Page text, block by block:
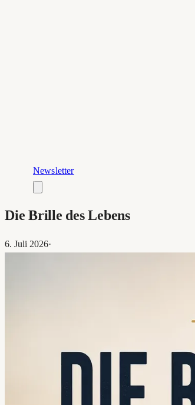
Newsletter
Die Brille des Lebens
6. Juli 2026·